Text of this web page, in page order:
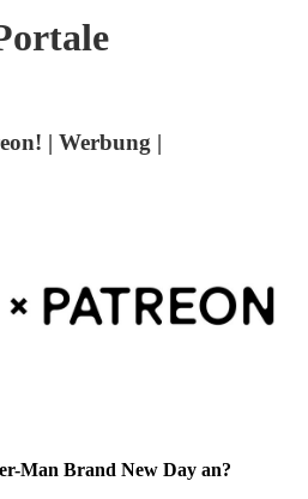
| Werbung |
Man Brand New Day an?